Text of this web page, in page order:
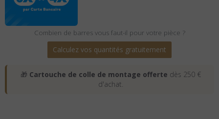
Combien de barres vous faut-il pour votre pièce ?
Calculez vos quantités gratuitement
🎁 Cartouche de colle de montage offerte dès 250 €
d'achat.